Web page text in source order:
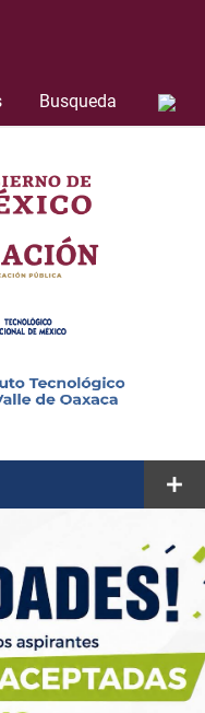
Busqueda